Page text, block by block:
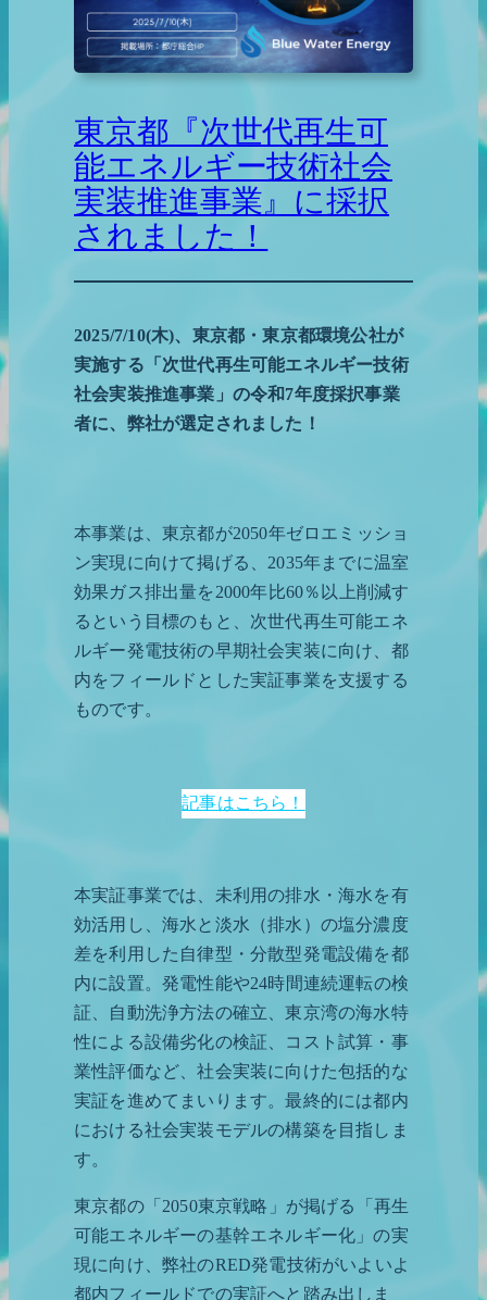
東京都『次世代再生可
能エネルギー技術社会
実装推進事業』に採択
されました！
2025/7/10(木)、東京都・東京都環境公社が
実施する「次世代再生可能エネルギー技術
社会実装推進事業」の令和7年度採択事業
者に、弊社が選定されました！
本事業は、東京都が2050年ゼロエミッショ
ン実現に向けて掲げる、2035年までに温室
効果ガス排出量を2000年比60％以上削減す
るという目標のもと、次世代再生可能エネ
ルギー発電技術の早期社会実装に向け、都
内をフィールドとした実証事業を支援する
ものです。
記事はこちら！
本実証事業では、未利用の排水・海水を有
効活用し、海水と淡水（排水）の塩分濃度
差を利用した自律型・分散型発電設備を都
内に設置。発電性能や24時間連続運転の検
証、自動洗浄方法の確立、東京湾の海水特
性による設備劣化の検証、コスト試算・事
業性評価など、社会実装に向けた包括的な
実証を進めてまいります。最終的には都内
における社会実装モデルの構築を目指しま
す。
東京都の「2050東京戦略」が掲げる「再生
可能エネルギーの基幹エネルギー化」の実
現に向け、弊社のRED発電技術がいよいよ
都内フィールドでの実証へと踏み出しま